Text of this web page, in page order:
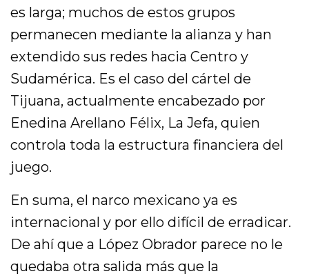
es larga; muchos de estos grupos
permanecen mediante la alianza y han
extendido sus redes hacia Centro y
Sudamérica. Es el caso del cártel de
Tijuana, actualmente encabezado por
Enedina Arellano Félix, La Jefa, quien
controla toda la estructura financiera del
juego.
En suma, el narco mexicano ya es
internacional y por ello difícil de erradicar.
De ahí que a López Obrador parece no le
quedaba otra salida más que la